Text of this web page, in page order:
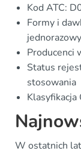
Kod ATC:
Formy i
Producenci
Status
stosowania
Klasyfikacja
W ostatnich